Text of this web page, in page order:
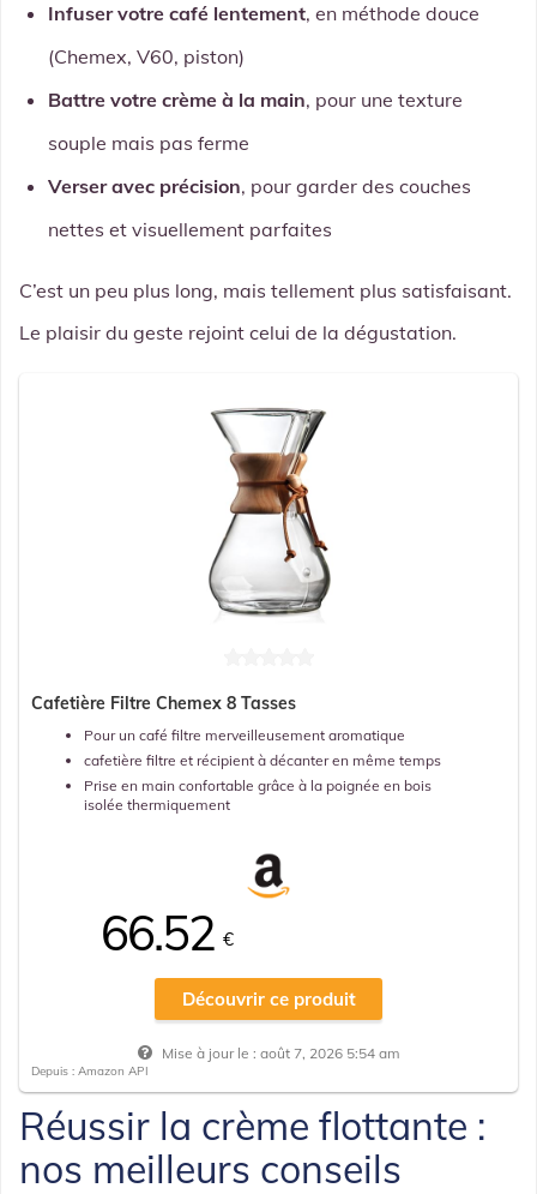
Infuser votre café lentement, en méthode douce
(Chemex, V60, piston)
Battre votre crème à la main, pour une texture
souple mais pas ferme
Verser avec précision, pour garder des couches
nettes et visuellement parfaites
C’est un peu plus long, mais tellement plus satisfaisant.
Le plaisir du geste rejoint celui de la dégustation.
Cafetière Filtre Chemex 8 Tasses
Pour un café filtre merveilleusement aromatique
cafetière filtre et récipient à décanter en même temps
Prise en main confortable grâce à la poignée en bois
isolée thermiquement
66.52€
Découvrir ce produit
Mise à jour le : août 7, 2026 5:54 am
Depuis : Amazon API
Réussir la crème flottante :
nos meilleurs conseils